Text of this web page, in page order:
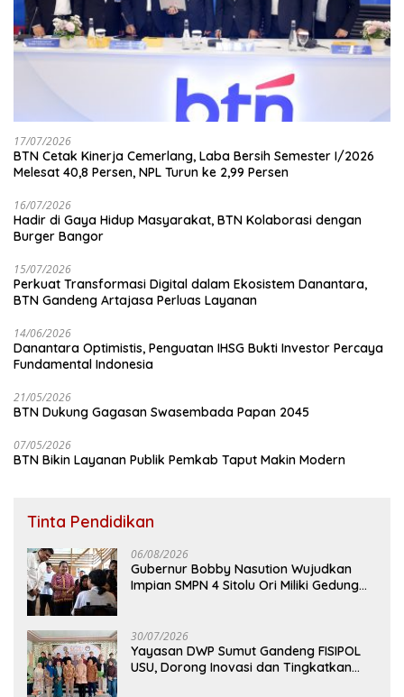
17/07/2026
BTN Cetak Kinerja Cemerlang, Laba Bersih Semester I/2026
Melesat 40,8 Persen, NPL Turun ke 2,99 Persen
16/07/2026
Hadir di Gaya Hidup Masyarakat, BTN Kolaborasi dengan
Burger Bangor
15/07/2026
Perkuat Transformasi Digital dalam Ekosistem Danantara,
BTN Gandeng Artajasa Perluas Layanan
14/06/2026
Danantara Optimistis, Penguatan IHSG Bukti Investor Percaya
Fundamental Indonesia
21/05/2026
BTN Dukung Gagasan Swasembada Papan 2045
07/05/2026
BTN Bikin Layanan Publik Pemkab Taput Makin Modern
Tinta Pendidikan
06/08/2026
Gubernur Bobby Nasution Wujudkan
Impian SMPN 4 Sitolu Ori Miliki Gedung
30/07/2026
Yayasan DWP Sumut Gandeng FISIPOL
USU, Dorong Inovasi dan Tingkatkan